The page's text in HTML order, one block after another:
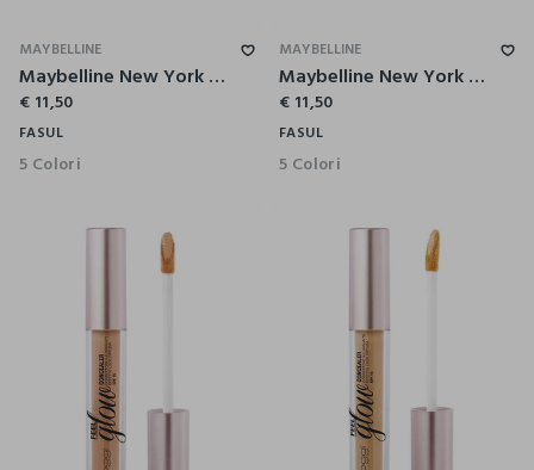
MAYBELLINE
Maybelline New York Correttore Liquido Il Cancella Età, con Bacche di Goji e Haloxyl, Copre Occhiaie e Piccole Rughe, 00 Ivory, 6.8 ml.
€ 11,50
FASUL
5 Colori
MAYBELLINE
Maybelline New York Correttore Liquido Il Cancella Età, con Bacche di Goji e Haloxyl, Copre Occhiaie e Piccole Rughe, 07 Sand, 6.8 ml.
€ 11,50
FASUL
5 Colori